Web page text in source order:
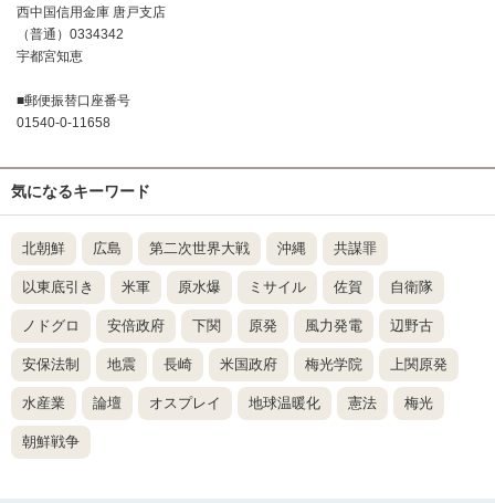
西中国信用金庫 唐戸支店
（普通）0334342
宇都宮知恵
■郵便振替口座番号
01540-0-11658
気になるキーワード
北朝鮮 広島 第二次世界大戦 沖縄 共謀罪
以東底引き 米軍 原水爆 ミサイル 佐賀 自衛隊
ノドグロ 安倍政府 下関 原発 風力発電 辺野古
安保法制 地震 長崎 米国政府 梅光学院 上関原発
水産業 論壇 オスプレイ 地球温暖化 憲法 梅光
朝鮮戦争